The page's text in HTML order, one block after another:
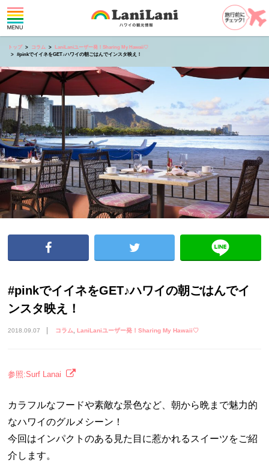
トップ コラム
LaniLaniユーザー発！Sharing My Hawaii♡
#pinkでイイネをGET♪ハワイの朝ごはんでインスタ映え！
#pinkでイイネをGET♪ハワイの朝ごはんでイ
ンスタ映え！
2018.09.07 コラム LaniLaniユーザー発！Sharing My Hawaii♡
参照:Surf Lanai
カラフルなフードや素敵な景色など、朝から晩まで魅力的
なハワイのグルメシーン！
今回はインパクトのある見た目に惹かれるスイーツをご紹
介します。